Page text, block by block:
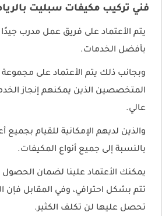
فني تركيب مكيفات سبليت
يتم الأعتماد على فريق عمل مدرب جيدًا
بأفضل الخدمات.
وبجانب ذلك يتم الأعتماد على مجموعة
المتخصصين الذين يمكنهم إنجاز
عالي.
والذين لديهم الإمكانية للقيام بجميع
بالنسبة إلى جميع أنواع المكيفات.
يمكنك الأعتماد علينا لضمان
تتم بشكل احترافي، وفي المقابل فإن
تحصل عليها لن تكلف الكثير.